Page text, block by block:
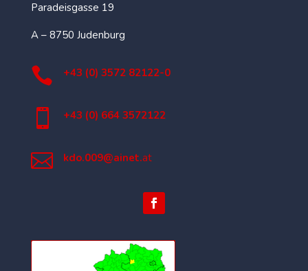
Paradeisgasse 19
A – 8750 Judenburg
 +43 (0) 3572 82122-0
 +43 (0) 664 3572122
 kdo.009@ainet.at